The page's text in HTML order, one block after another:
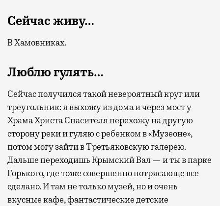
Сейчас живу…
В Хамовниках.
Люблю гулять…
Сейчас получился такой невероятный круг или
треугольник: я выхожу из дома и через мост у
Храма Христа Спасителя перехожу на другую
сторону реки и гуляю с ребенком в «Музеоне»,
потом могу зайти в Третьяковскую галерею.
Дальше переходишь Крымский Вал — и ты в парке
Горького, где тоже совершенно потрясающе все
сделано. И там не только музей, но и очень
вкусные кафе, фантастические детские